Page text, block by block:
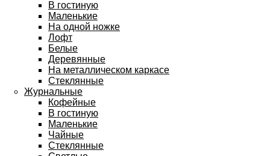
В гостиную
Маленькие
На одной ножке
Лофт
Белые
Деревянные
На металлическом каркасе
Стеклянные
Журнальные
Кофейные
В гостиную
Маленькие
Чайные
Стеклянные